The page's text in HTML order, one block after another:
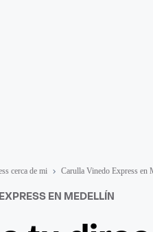
cerca de mi Carulla Vinedo Express en
EN MEDELLÍN